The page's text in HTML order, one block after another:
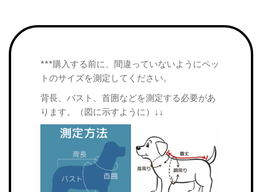
***購入する前に、間違っていないようにペッ
トのサイズを測定してください。
背長、バスト、首囲などを測定する必要があ
ります。（図に示すように）↓↓